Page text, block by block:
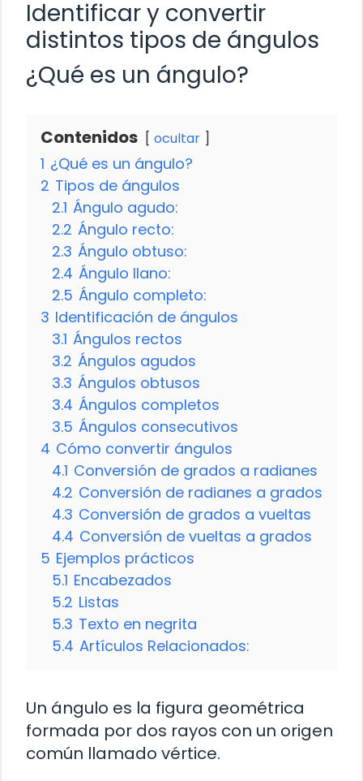
Identificar y convertir
distintos tipos de ángulos
¿Qué es un ángulo?
Contenidos ocultar
1 ¿Qué es un ángulo?
2 Tipos de ángulos
2.1 Ángulo agudo:
2.2 Ángulo recto:
2.3 Ángulo obtuso:
2.4 Ángulo llano:
2.5 Ángulo completo:
3 Identificación de ángulos
3.1 Ángulos rectos
3.2 Ángulos agudos
3.3 Ángulos obtusos
3.4 Ángulos completos
3.5 Ángulos consecutivos
4 Cómo convertir ángulos
4.1 Conversión de grados a radianes
4.2 Conversión de radianes a grados
4.3 Conversión de grados a vueltas
4.4 Conversión de vueltas a grados
5 Ejemplos prácticos
5.1 Encabezados
5.2 Listas
5.3 Texto en negrita
5.4 Artículos Relacionados:
Un ángulo es la figura geométrica
formada por dos rayos con un origen
común llamado vértice.